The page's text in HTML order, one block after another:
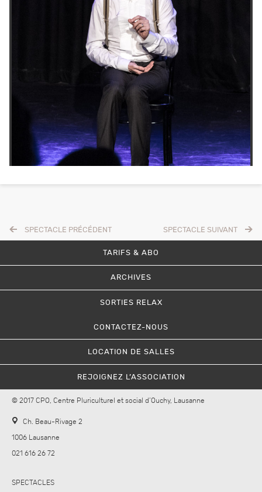
SPECTACLE SUIVANT
SPECTACLE PRÉCÉDENT
TARIFS & ABO
ARCHIVES
SORTIES RELAX
CONTACTEZ-NOUS
LOCATION DE SALLES
REJOIGNEZ L’ASSOCIATION
© 2017 CPO, Centre Pluriculturel et social d’Ouchy, Lausanne
Ch. Beau-Rivage 2
1006 Lausanne
021 616 26 72
SPECTACLES